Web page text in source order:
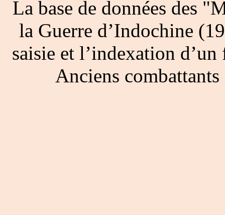
La base de données des
la Guerre d’Indochine
saisie et l’indexation
Anciens